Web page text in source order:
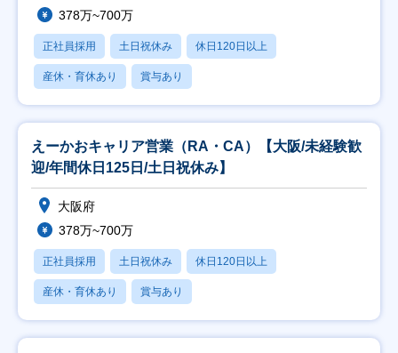
378万~700万
正社員採用 土日祝休み 休日120日以上
産休・育休あり 賞与あり
えーかおキャリア営業（RA・CA）【大阪/未経験歓
迎/年間休日125日/土日祝休み】
大阪府
378万~700万
正社員採用 土日祝休み 休日120日以上
産休・育休あり 賞与あり